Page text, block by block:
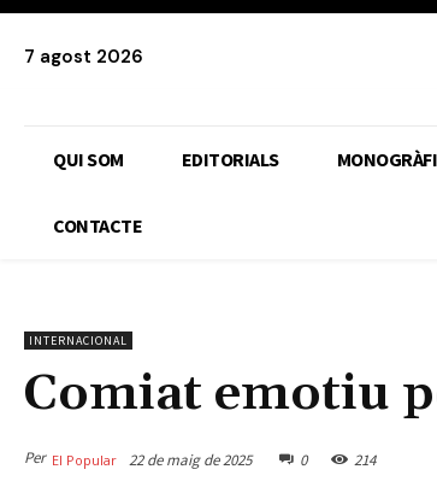
7 agost 2026
QUI SOM EDITORIALS
CONTACTE
INTERNACIONAL
Comiat emotiu
Per El Popular 22 de maig de 2025 0 214